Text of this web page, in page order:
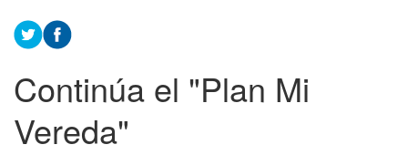
Continúa el "Plan Mi
Vereda"